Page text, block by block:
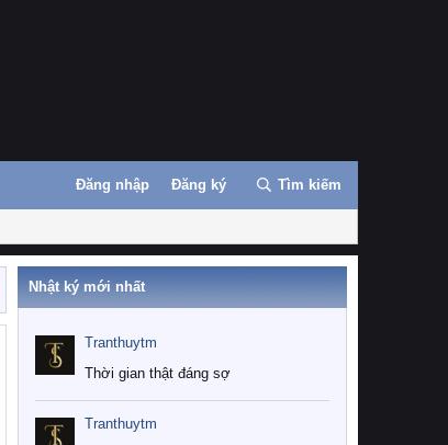
Đăng nhập Đăng ký Tìm kiếm
Nhật ký mới nhất
Tranthuytm
Thời gian thật đáng sợ
Tranthuytm